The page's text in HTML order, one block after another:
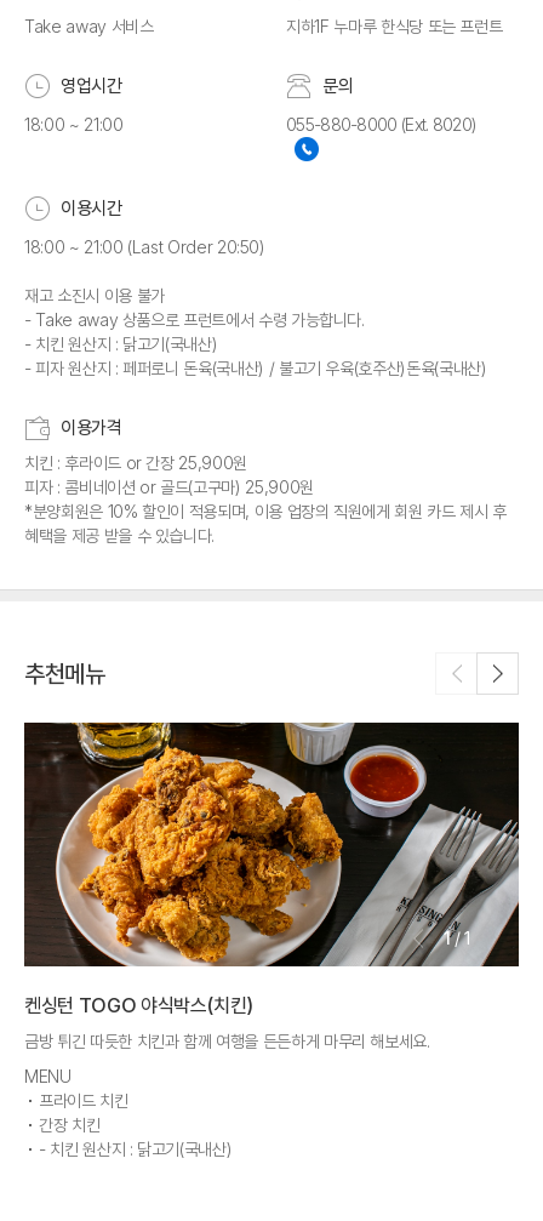
Take away 서비스 지하1F 누마루 한식당 또는 프런트
영업시간
18:00 ~ 21:00
문의
055-880-8000 (Ext. 8020)
이용시간
18:00 ~ 21:00 (Last Order 20:50)
재고 소진시 이용 불가
- Take away 상품으로 프런트에서 수령 가능합니다.
- 치킨 원산지 : 닭고기(국내산)
- 피자 원산지 : 페퍼로니 돈육(국내산) / 불고기 우육(호주산)돈육(국내산)
이용가격
치킨 : 후라이드 or 간장 25,900원
피자 : 콤비네이션 or 골드(고구마) 25,900원
*분양회원은 10% 할인이 적용되며, 이용 업장의 직원에게 회원 카드 제시 후
혜택을 제공 받을 수 있습니다.
추천메뉴
1/1
켄싱턴 TOGO 야식박스(치킨)
금방 튀긴 따듯한 치킨과 함께 여행을 든든하게 마무리 해보세요.
MENU
프라이드 치킨
간장 치킨
- 치킨 원산지 : 닭고기(국내산)